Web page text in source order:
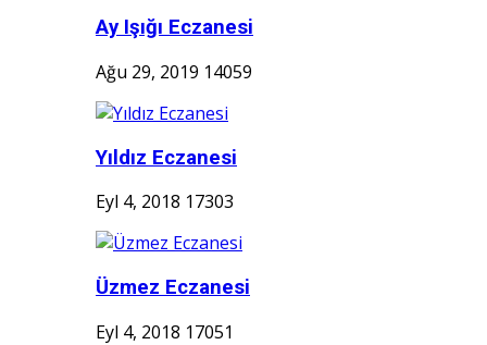
Ay Işığı Eczanesi
Ağu 29, 2019 14059
Yıldız Eczanesi
Eyl 4, 2018 17303
Üzmez Eczanesi
Eyl 4, 2018 17051